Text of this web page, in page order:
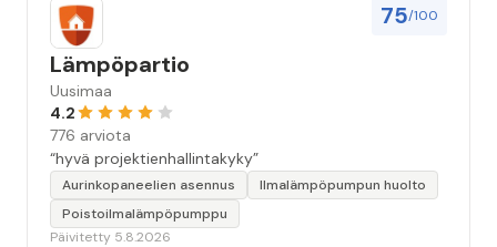
75/100
Lämpöpartio
Uusimaa
4.2
776 arviota
“hyvä projektienhallintakyky”
Aurinkopaneelien asennus
Ilmalämpöpumpun huolto
Poistoilmalämpöpumppu
Päivitetty 5.8.2026